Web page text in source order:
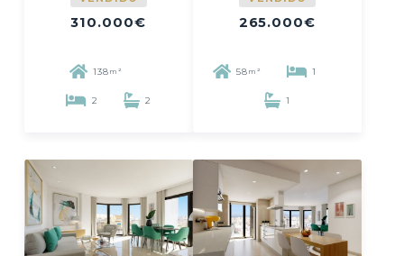
310.000€
138 m²
2 2
265.000€
58 m² 1
1